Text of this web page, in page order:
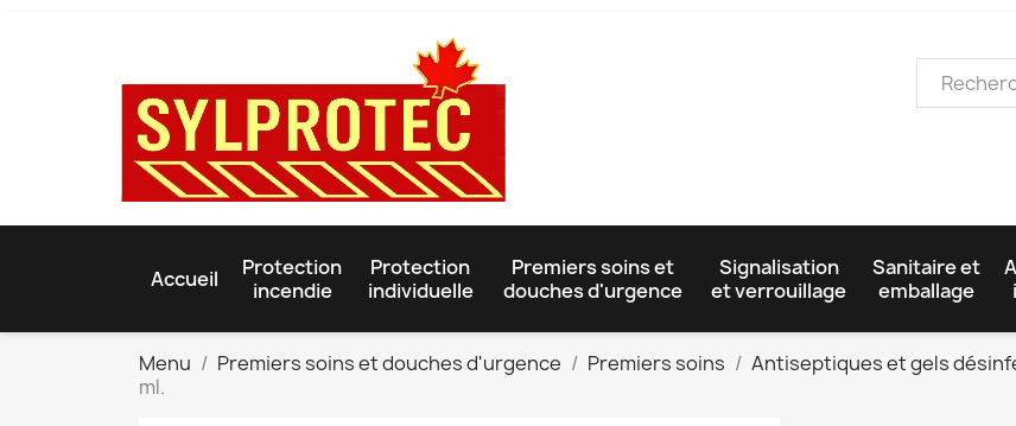
Accueil
Protection
incendie
Protection
individuelle
Premiers soins et
douches d'urgence
Signalisation
et verrouillage
Sanitaire et
emballage
Menu Premiers soins et douches d'urgence Premiers soins Antiseptiques et gels
ml.